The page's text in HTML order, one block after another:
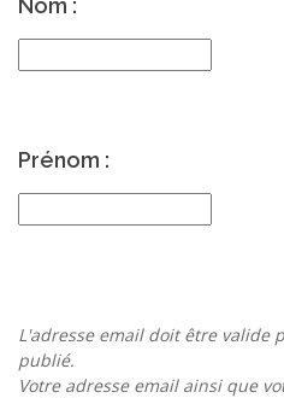
Nom :
Prénom :
L'adresse email doit être valide
publié.
Votre adresse email ainsi que